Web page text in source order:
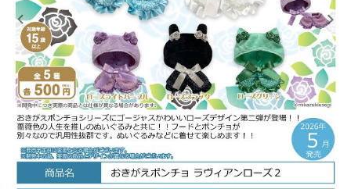
レンタル
景品・玩具・文具
販促用カプセルトイ
よくあるご質問